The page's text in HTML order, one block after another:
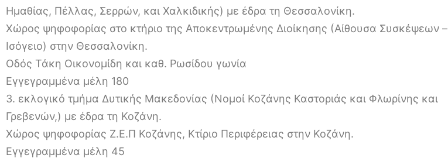
Ημαθίας, Πέλλας, Σερρών, και Χαλκιδικής) με έδρα τη Θεσσαλονίκη.
Χώρος ψηφοφορίας στο κτήριο της Αποκεντρωμένης Διοίκησης (Αίθουσα Συσκέψεων –
Ισόγειο) στην Θεσσαλονίκη.
Οδός Τάκη Οικονομίδη και καθ. Ρωσίδου γωνία
Εγγεγραμμένα μέλη 180
3. εκλογικό τμήμα Δυτικής Μακεδονίας (Νομοί Κοζάνης Καστοριάς και Φλωρίνης και
Γρεβενών,) με έδρα τη Κοζάνη.
Χώρος ψηφοφορίας Ζ.Ε.Π Κοζάνης, Κτίριο Περιφέρειας στην Κοζάνη.
Εγγεγραμμένα μέλη 45